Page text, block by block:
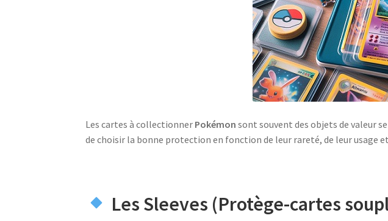
Les cartes à collectionner Pokémon sont souvent des objets de valeur
de choisir la bonne protection en fonction de leur rareté, de leur usage
Les Sleeves (Protège-cartes